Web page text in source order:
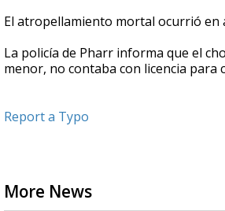
El atropellamiento mortal ocurrió en
La policía de Pharr informa que el
menor, no contaba con licencia para
Report a Typo
More News